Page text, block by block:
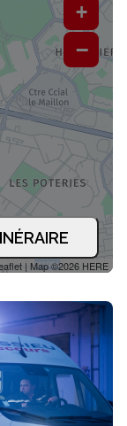
+
−
| Map ©2026 HERE